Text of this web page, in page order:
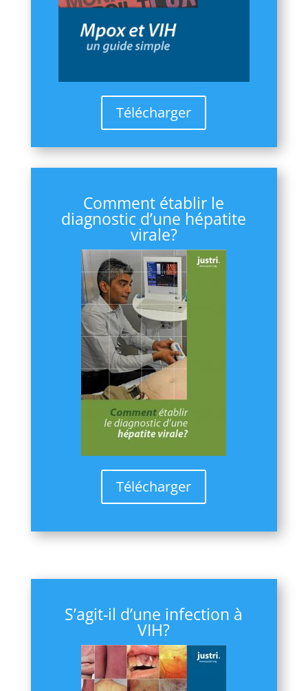
Télécharger
Comment établir le
diagnostic d’une hépatite
virale?
Télécharger
S’agit-il d’une infection à
VIH?